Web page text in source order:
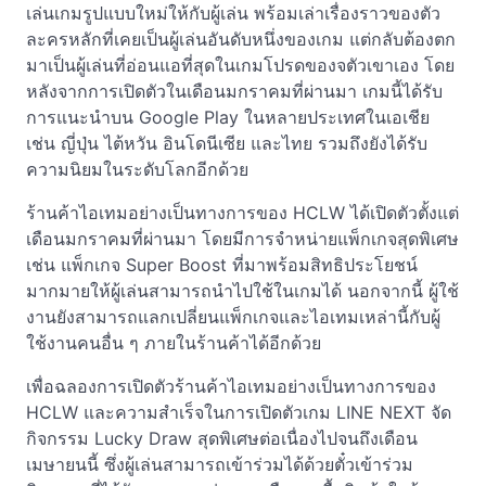
เล่นเกมรูปแบบใหม่ให้กับผู้เล่น พร้อมเล่าเรื่องราวของตัว
ละครหลักที่เคยเป็นผู้เล่นอันดับหนึ่งของเกม แต่กลับต้องตก
มาเป็นผู้เล่นที่อ่อนแอที่สุดในเกมโปรดของจตัวเขาเอง โดย
หลังจากการเปิดตัวในเดือนมกราคมที่ผ่านมา เกมนี้ได้รับ
การแนะนำบน Google Play ในหลายประเทศในเอเชีย
เช่น ญี่ปุ่น ไต้หวัน อินโดนีเซีย และไทย รวมถึงยังได้รับ
ความนิยมในระดับโลกอีกด้วย
ร้านค้าไอเทมอย่างเป็นทางการของ HCLW ได้เปิดตัวตั้งแต่
เดือนมกราคมที่ผ่านมา โดยมีการจำหน่ายแพ็กเกจสุดพิเศษ
เช่น แพ็กเกจ Super Boost ที่มาพร้อมสิทธิประโยชน์
มากมายให้ผู้เล่นสามารถนำไปใช้ในเกมได้ นอกจากนี้ ผู้ใช้
งานยังสามารถแลกเปลี่ยนแพ็กเกจและไอเทมเหล่านี้กับผู้
ใช้งานคนอื่น ๆ ภายในร้านค้าได้อีกด้วย
เพื่อฉลองการเปิดตัวร้านค้าไอเทมอย่างเป็นทางการของ
HCLW และความสำเร็จในการเปิดตัวเกม LINE NEXT จัด
กิจกรรม Lucky Draw สุดพิเศษต่อเนื่องไปจนถึงเดือน
เมษายนนี้ ซึ่งผู้เล่นสามารถเข้าร่วมได้ด้วยตั๋วเข้าร่วม